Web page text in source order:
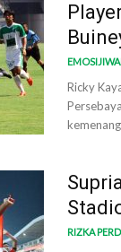
Ricky
RIZKA